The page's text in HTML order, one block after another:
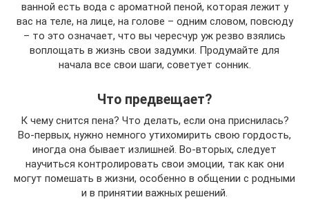
ванной есть вода с ароматной пеной, которая лежит у
вас на теле, на лице, на голове – одним словом, повсюду
– то это означает, что вы чересчур уж резво взялись
воплощать в жизнь свои задумки. Продумайте для
начала все свои шаги, советует сонник.
Что предвещает?
К чему снится пена? Что делать, если она приснилась?
Во-первых, нужно немного утихомирить свою гордость,
иногда она бывает излишней. Во-вторых, следует
научиться контролировать свои эмоции, так как они
могут помешать в жизни, особенно в общении с родными
и в принятии важных решений.